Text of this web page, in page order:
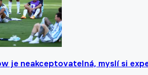
je neakceptovatelná, myslí si